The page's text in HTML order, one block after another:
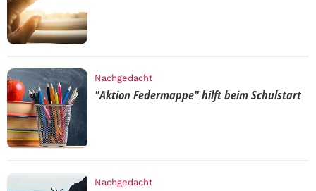
Nachgedacht
"Aktion Federmappe" hilft beim Schulstart
Nachgedacht